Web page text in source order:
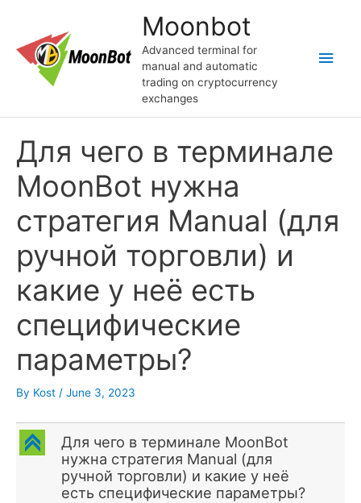
content
Moonbot
Advanced terminal for
manual and automatic
trading on cryptocurrency
exchanges
Main
Для чего в терминале
MoonBot нужна
стратегия Manual (для
ручной торговли) и
какие у неё есть
специфические
параметры?
By Kost / June 3, 2023
C
Для чего в терминале MoonBot
нужна стратегия Manual (для
ручной торговли) и какие у неё
есть специфические параметры?